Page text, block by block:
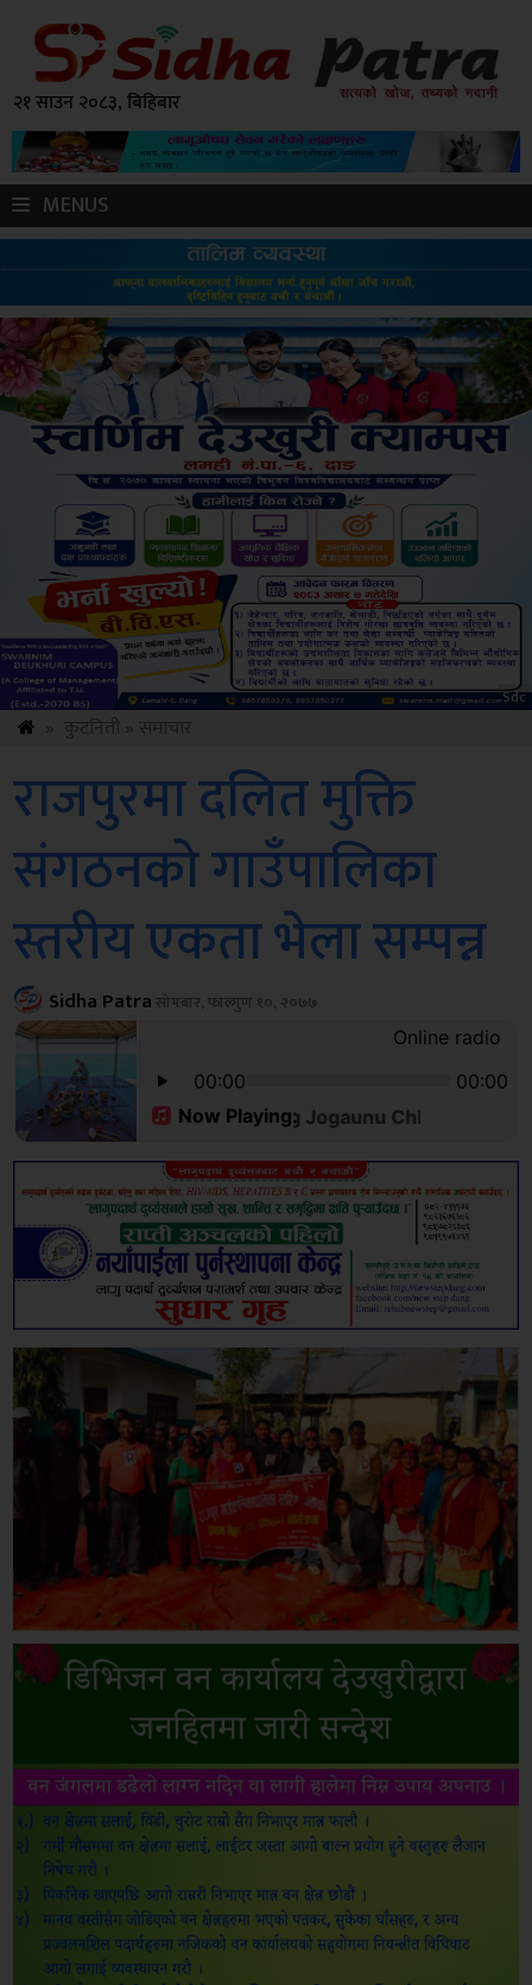
२१ साउन २०८३, बिहिबार
MENUS
Amb
राजपुरमा दलित मुक्ति
संगठनको गाउँपालिका
स्तरीय एकता भेला सम्पन्न
Sidha Patraसोमबार, फाल्गुण १०, २०७७